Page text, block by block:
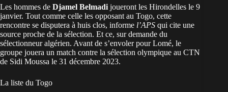
Les hommes de Djamel Belmadi joueront les Hirondelles le 9
janvier. Tout comme celle les opposant au Togo, cette
rencontre se disputera à huis clos, informe l’APS qui cite une
source proche de la sélection. Et ce, sur demande du
sélectionneur algérien. Avant de s’envoler pour Lomé, le
groupe jouera un match contre la sélection olympique au CTN
de Sidi Moussa le 31 décembre 2023.
La liste du Togo